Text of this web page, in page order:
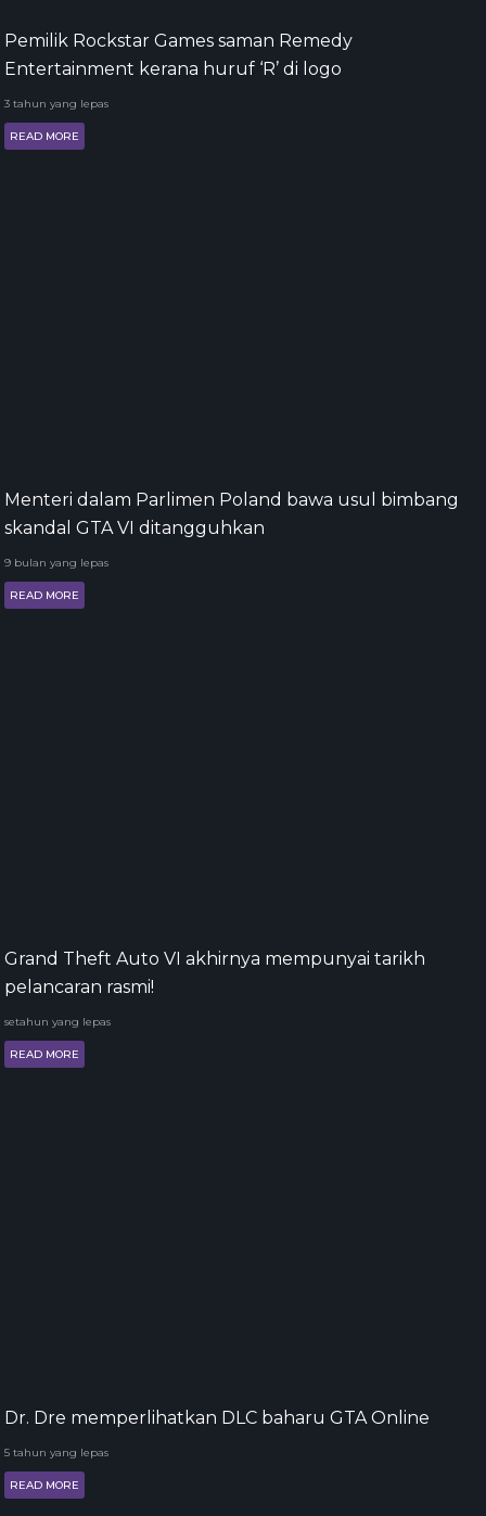
Pemilik Rockstar Games saman Remedy
Entertainment kerana huruf ‘R’ di logo
3 tahun yang lepas
READ MORE
Menteri dalam Parlimen Poland bawa usul bimbang
skandal GTA VI ditangguhkan
9 bulan yang lepas
READ MORE
Grand Theft Auto VI akhirnya mempunyai tarikh
pelancaran rasmi!
setahun yang lepas
READ MORE
Dr. Dre memperlihatkan DLC baharu GTA Online
5 tahun yang lepas
READ MORE